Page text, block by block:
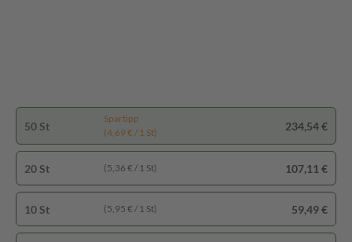
50 St
Spartipp
(4,69 € / 1 St)
234,54 €
20 St (5,36 € / 1 St) 107,11 €
10 St (5,95 € / 1 St) 59,49 €